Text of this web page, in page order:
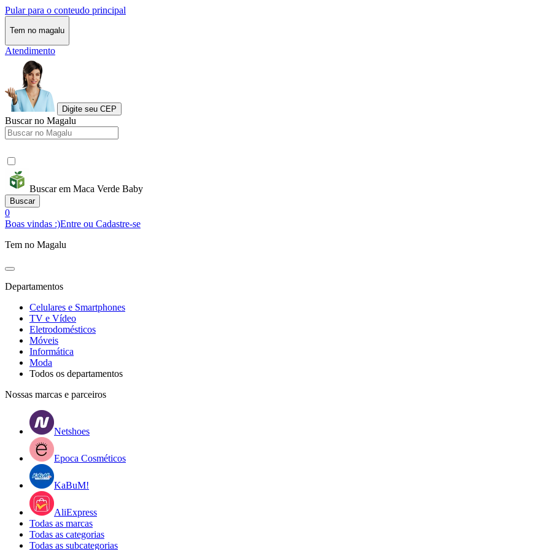
Pular para o conteudo principal
Tem no magalu
Atendimento
Digite seu CEP
Buscar no Magalu
Buscar em Maca Verde Baby
Buscar
0
Boas vindas :)Entre ou Cadastre-se
Tem no Magalu
Departamentos
Celulares e Smartphones
TV e Vídeo
Eletrodomésticos
Móveis
Informática
Moda
Todos os departamentos
Nossas marcas e parceiros
Netshoes
Epoca Cosméticos
KaBuM!
AliExpress
Todas as marcas
Todas as categorias
Todas as subcategorias